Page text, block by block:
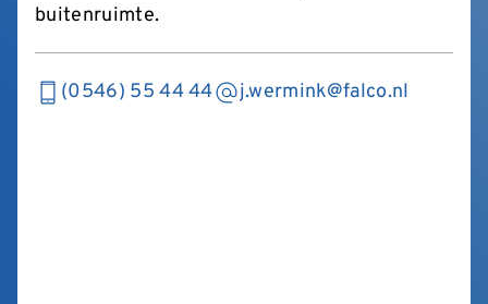
buitenruimte.
(0546) 55 44 44 j.wermink@falco.nl